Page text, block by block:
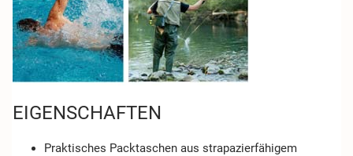
EIGENSCHAFTEN
Praktisches Packtaschen aus strapazierfähigem